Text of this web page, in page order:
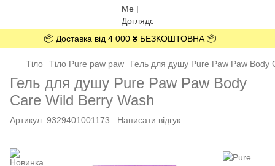
📦 Доставка від 4 000 ₴ БЕЗКОШТОВНА 📦
Тіло Тіло Pure paw paw Гель для душу Pure Paw Paw Body
Гель для душу Pure Paw Paw Body
Care Wild Berry Wash
Артикул: 9329401001173 Написати відгук